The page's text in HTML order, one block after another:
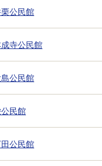
公民館
寺公民館
島公民館
民館
公民館